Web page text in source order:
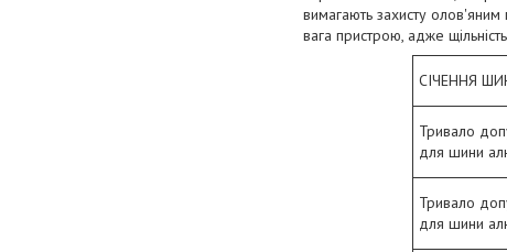
вимагають захисту
вага пристрою, адже
СІЧЕННЯ
Тривало
для шини
Тривало
для шини